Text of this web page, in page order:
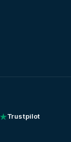
Trustpilot